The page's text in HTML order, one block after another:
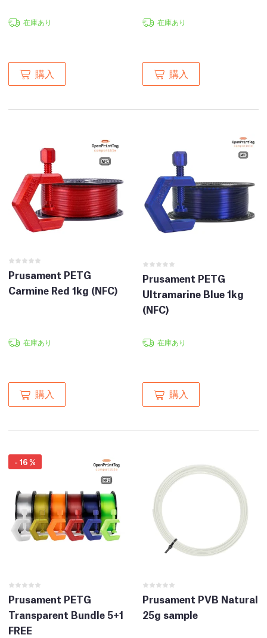
在庫あり
購入
在庫あり
購入
Prusament PETG
Carmine Red 1kg (NFC)
在庫あり
購入
Prusament PETG
Ultramarine Blue 1kg
(NFC)
在庫あり
購入
- 16%
Prusament PETG
Transparent Bundle 5+1
FREE
Prusament PVB Natural
25g sample